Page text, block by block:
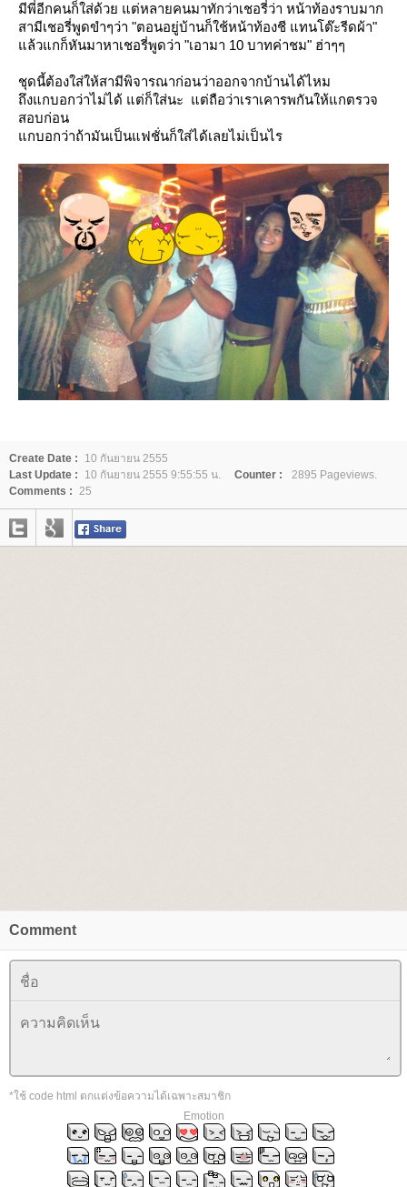
มีพี่อีกคนก็ใส่ด้วย แต่หลายคนมาทักว่าเชอรี่ว่า หน้าท้องราบมาก
สามีเชอรี่พูดขำๆว่า "ตอนอยู่บ้านก็ใช้หน้าท้องชี แทนโต๊ะรีดผ้า"
ล้วแกก็หันมาหาเชอรี่พูดว่า "เอามา 10 บาทค่าชม" ฮ่าๆๆ
ชุดนี้ต้องใส่ให้สามีพิจารณาก่อนว่าออกจากบ้านได้ไหม
ถึงแกบอกว่าไม่ได้ แต่ก็ใส่นะ แต่ถือว่าเราเคารพกันให้แกตรวจ
สอบก่อน
กบอกว่าถ้ามันเป็นแฟชั่นก็ใส่ได้เลยไม่เป็นไร
Create Date :
10 กันยายน 2555
Last Update :
10 กันยายน 2555 9:55:55 น. Counter :
2895 Pageviews.
Comments : 25
Comment
*ใช้ code html ตกแต่งข้อความได้เฉพาะสมาชิก
Emotion